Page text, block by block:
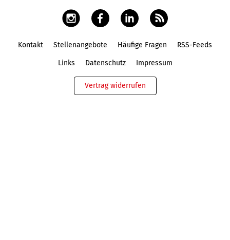
Kontakt Stellenangebote Häufige Fragen RSS-Feeds
Links Datenschutz Impressum
Vertrag widerrufen